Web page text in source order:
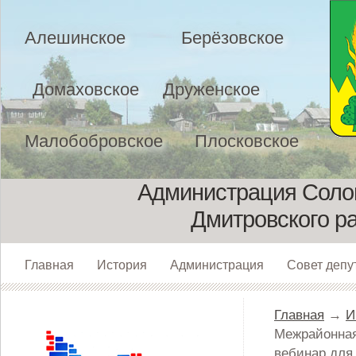
Алешинское Берёзовское
Домаховское Друженское
Малобобровское Плосковское
Главная История Администрация Совет
Администрация
Дмитровского
Главная →